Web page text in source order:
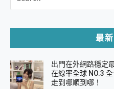
最
出門在外網路穩定
在線率全球 NO.3
走到哪順到哪！